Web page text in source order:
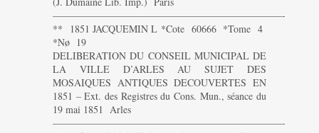
———————————————————————-
** 1851 JACQUEMIN L *Cote 60666 *Tome 4
*Nø 19
DELIBERATION DU CONSEIL MUNICIPAL DE
LA VILLE D’ARLES AU SUJET DES
MOSAIQUES ANTIQUES DECOUVERTES EN
1851 – Ext. des Registres du Cons. Mun., séance du
19 mai 1851 Arles
———————————————————————-